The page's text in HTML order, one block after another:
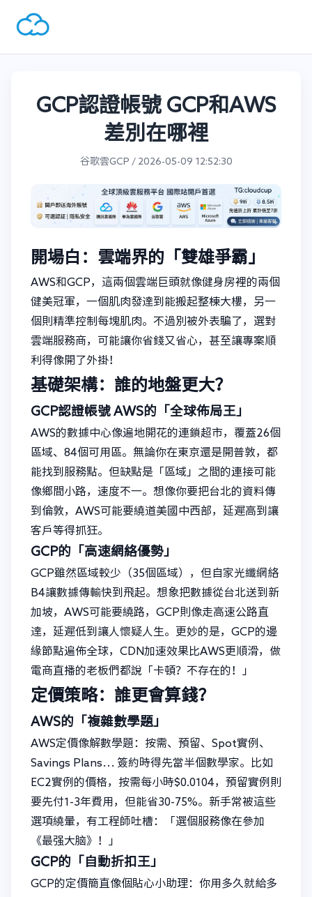
GCP認證帳號 GCP和AWS
差別在哪裡
谷歌雲GCP / 2026-05-09 12:52:30
開場白：雲端界的「雙雄爭霸」
AWS和GCP，這兩個雲端巨頭就像健身房裡的兩個
健美冠軍，一個肌肉發達到能搬起整棟大樓，另一
個則精準控制每塊肌肉。不過別被外表騙了，選對
雲端服務商，可能讓你省錢又省心，甚至讓專案順
利得像開了外掛！
基礎架構：誰的地盤更大？
GCP認證帳號 AWS的「全球佈局王」
AWS的數據中心像遍地開花的連鎖超市，覆蓋26個
區域、84個可用區。無論你在東京還是開普敦，都
能找到服務點。但缺點是「區域」之間的連接可能
像鄉間小路，速度不一。想像你要把台北的資料傳
到倫敦，AWS可能要繞道美國中西部，延遲高到讓
客戶等得抓狂。
GCP的「高速網絡優勢」
GCP雖然區域較少（35個區域），但自家光纖網絡
B4讓數據傳輸快到飛起。想象把數據從台北送到新
加坡，AWS可能要繞路，GCP則像走高速公路直
達，延遲低到讓人懷疑人生。更妙的是，GCP的邊
緣節點遍佈全球，CDN加速效果比AWS更順滑，做
電商直播的老板們都說「卡頓？不存在的！」
定價策略：誰更會算錢？
AWS的「複雜數學題」
AWS定價像解數學題：按需、預留、Spot實例、
Savings Plans… 簽約時得先當半個數學家。比如
EC2實例的價格，按需每小時$0.0104，預留實例則
要先付1-3年費用，但能省30-75%。新手常被這些
選項繞暈，有工程師吐槽：「選個服務像在參加
《最强大脑》！」
GCP的「自動折扣王」
GCP的定價簡直像個貼心小助理：你用多久就給多